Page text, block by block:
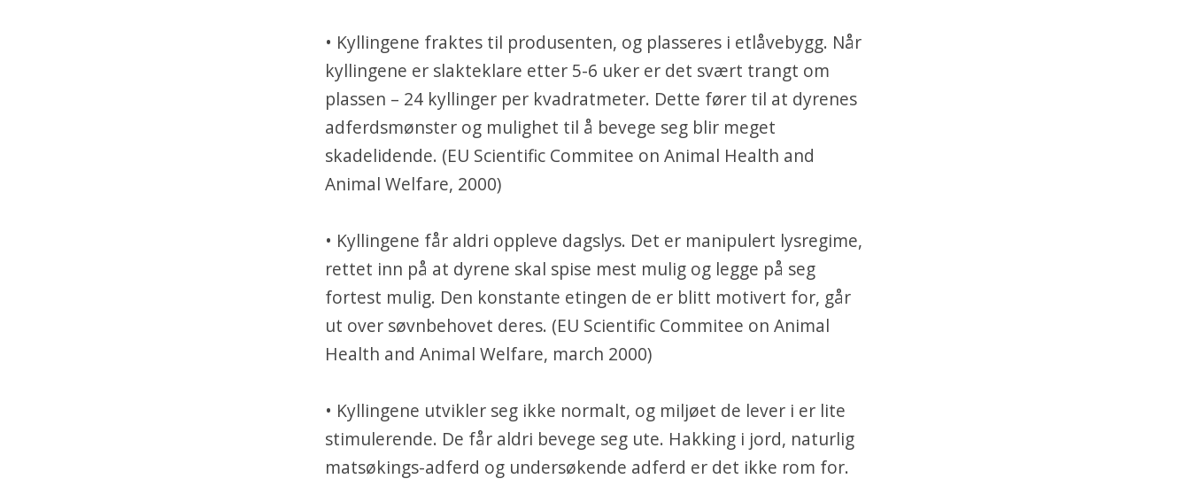
• Kyllingene fraktes til produsenten, og plasseres i etlåvebygg. Når
kyllingene er slakteklare etter 5-6 uker er det svært trangt om
plassen – 24 kyllinger per kvadratmeter. Dette fører til at dyrenes
adferdsmønster og mulighet til å bevege seg blir meget
skadelidende. (EU Scientific Commitee on Animal Health and
Animal Welfare, 2000)
• Kyllingene får aldri oppleve dagslys. Det er manipulert lysregime,
rettet inn på at dyrene skal spise mest mulig og legge på seg
fortest mulig. Den konstante etingen de er blitt motivert for, går
ut over søvnbehovet deres. (EU Scientific Commitee on Animal
Health and Animal Welfare, march 2000)
• Kyllingene utvikler seg ikke normalt, og miljøet de lever i er lite
stimulerende. De får aldri bevege seg ute. Hakking i jord, naturlig
matsøkings-adferd og undersøkende adferd er det ikke rom for.